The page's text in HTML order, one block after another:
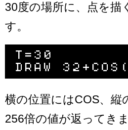
30度の場所に、点を描
す。
T=30
横の位置にはCOS、縦
256倍の値が返ってきま